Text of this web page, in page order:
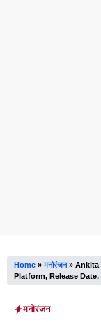
Home »मनोरंजन» Ankita
Platform, Release
मनोरंजन